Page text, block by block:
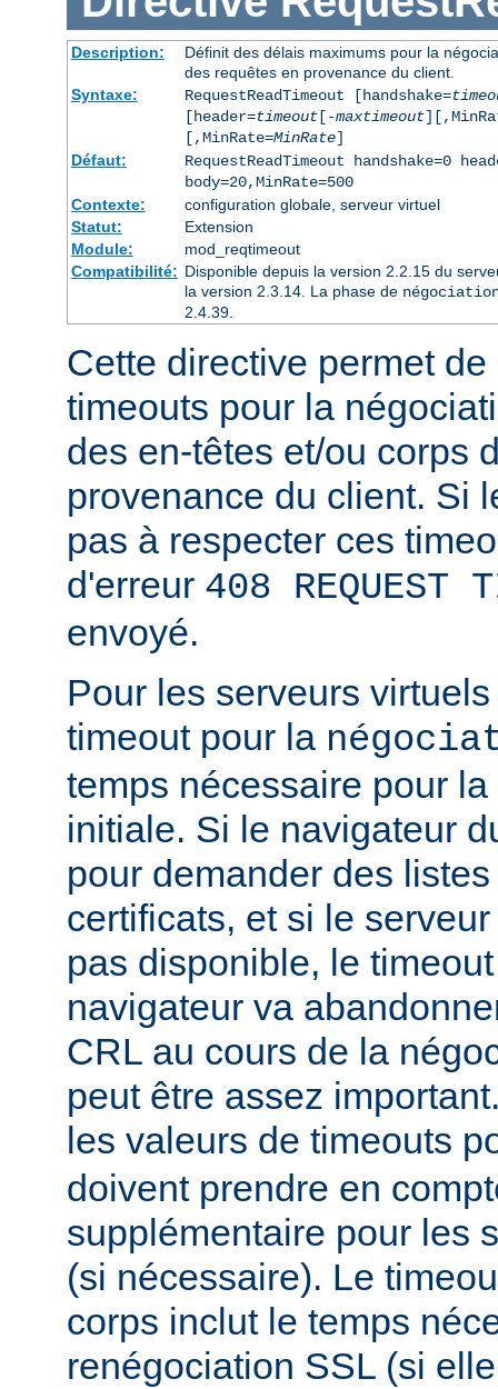
Description:
Définit des délais maximums pour la
des requêtes en provenance du client.
Syntaxe:
RequestReadTimeout [handshake=
[header=timeout[-maxtimeout
[,MinRate=MinRate]
Défaut:
RequestReadTimeout handshake=0
body=20,MinRate=500
Contexte:
configuration globale, serveur virtuel
Statut:
Extension
Module:
mod_reqtimeout
Compatibilité: Disponible depuis la version 2.2.15 du
la version 2.3.14. La phase de
2.4.39.
Cette directive permet
timeouts pour la
des en-têtes et/ou corps
provenance du client. Si
pas à respecter ces
d'erreur 408 REQUEST
envoyé.
Pour les serveurs
timeout pour la
temps nécessaire pour
initiale. Si le navigateur
pour demander des
certificats, et si le
pas disponible, le
navigateur va
CRL au cours de la
peut être assez
les valeurs de timeouts
doivent prendre en
supplémentaire pour les
(si nécessaire). Le
corps inclut le temps
renégociation SSL (si